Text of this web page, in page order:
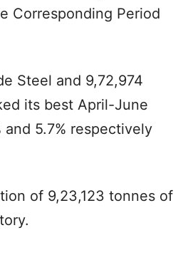
Corresponding Period
Steel and 9,72,974
its best April-June
5.7% respectively
of 9,23,123 tonnes of